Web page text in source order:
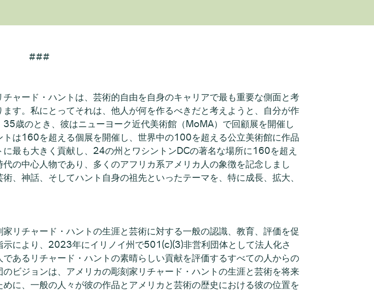
###
ャード・ハントは、芸術的自由を自身のキャリアで最も重要な側面と考
す。私にとってそれは、他人が何を作るべきだと考えようと、自分が作
歳のとき、彼はニューヨーク近代美術館（MoMA）で回顧展を開催し
は160を超える個展を開催し、世界中の100を超える公立美術館に作品
最も大きく貢献し、24の州とワシントンDCの著名な場所に160を超え
の中心人物であり、多くのアフリカ系アメリカ人の象徴を記念しまし
、神話、そしてハント自身の祖先といったテーマを、特に成長、拡大、
リチャード・ハントの生涯と芸術に対する一般の認識、教育、評価を促
により、2023年にイリノイ州で501(c)(3)非営利団体として法人化さ
あるリチャード・ハントの素晴らしい貢献を評価するすべての人からの
ビジョンは、アメリカの彫刻家リチャード・ハントの生涯と芸術を将来
に、一般の人々が彼の作品とアメリカと芸術の歴史における彼の位置を